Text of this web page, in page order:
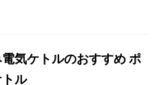
気ケトルのおすすめ ポ
ル